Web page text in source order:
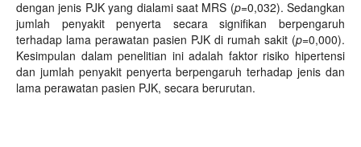
dengan jenis PJK yang dialami saat MRS (p=0,032). Sedangkan
jumlah penyakit penyerta secara signifikan berpengaruh
terhadap lama perawatan pasien PJK di rumah sakit (p=0,000).
Kesimpulan dalam penelitian ini adalah faktor risiko hipertensi
dan jumlah penyakit penyerta berpengaruh terhadap jenis dan
lama perawatan pasien PJK, secara berurutan.